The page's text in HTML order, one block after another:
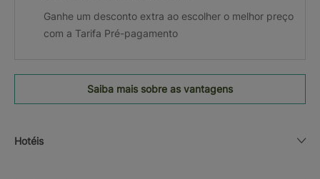
Ganhe um desconto extra ao escolher o melhor preço
com a Tarifa Pré-pagamento
Saiba mais sobre as vantagens
Hotéis